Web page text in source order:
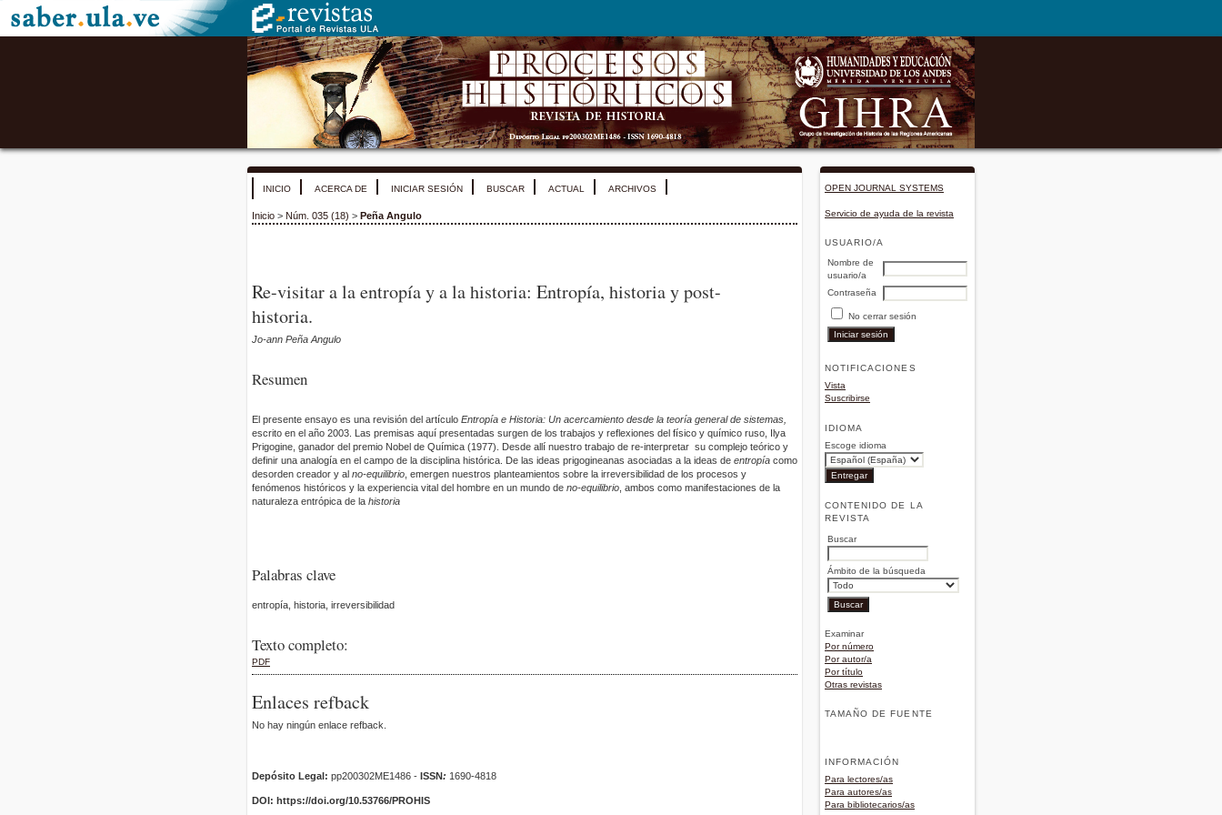
OPEN JOURNAL SYSTEMS
Servicio de ayuda de la revista
USUARIO/A
Nombre de
usuario/a
Contraseña
No cerrar sesión
NOTIFICACIONES
Vista
Suscribirse
IDIOMA
Escoge idioma
CONTENIDO DE LA
REVISTA
Buscar
Ámbito de la búsqueda
Examinar
Por número
Por autor/a
Por título
Otras revistas
TAMAÑO DE FUENTE
INFORMACIÓN
Para lectores/as
Para autores/as
Para bibliotecarios/as
INICIO ACERCA DE INICIAR SESIÓN BUSCAR ACTUAL ARCHIVOS
Inicio > Núm. 035 (18) > Peña Angulo
Re-visitar a la entropía y a la historia: Entropía, historia y post-
historia.
Jo-ann Peña Angulo
Resumen
El presente ensayo es una revisión del artículo Entropía e Historia: Un acercamiento desde la teoría general de sistemas,
escrito en el año 2003. Las premisas aquí presentadas surgen de los trabajos y reflexiones del físico y químico ruso, Ilya
Prigogine, ganador del premio Nobel de Química (1977). Desde allí nuestro trabajo de re-interpretar su complejo teórico y
definir una analogía en el campo de la disciplina histórica. De las ideas prigogineanas asociadas a la ideas de entropía como
desorden creador y al no-equilibrio , emergen nuestros planteamientos sobre la irreversibilidad de los procesos y
fenómenos históricos y la experiencia vital del hombre en un mundo de no-equilibrio , ambos como manifestaciones de la
naturaleza entrópica de la historia
Palabras clave
entropía, historia, irreversibilidad
Texto completo:
PDF
Enlaces refback
No hay ningún enlace refback.
Depósito Legal: pp200302ME1486 - ISSN: 1690-4818
DOI: https://doi.org/10.53766/PROHIS